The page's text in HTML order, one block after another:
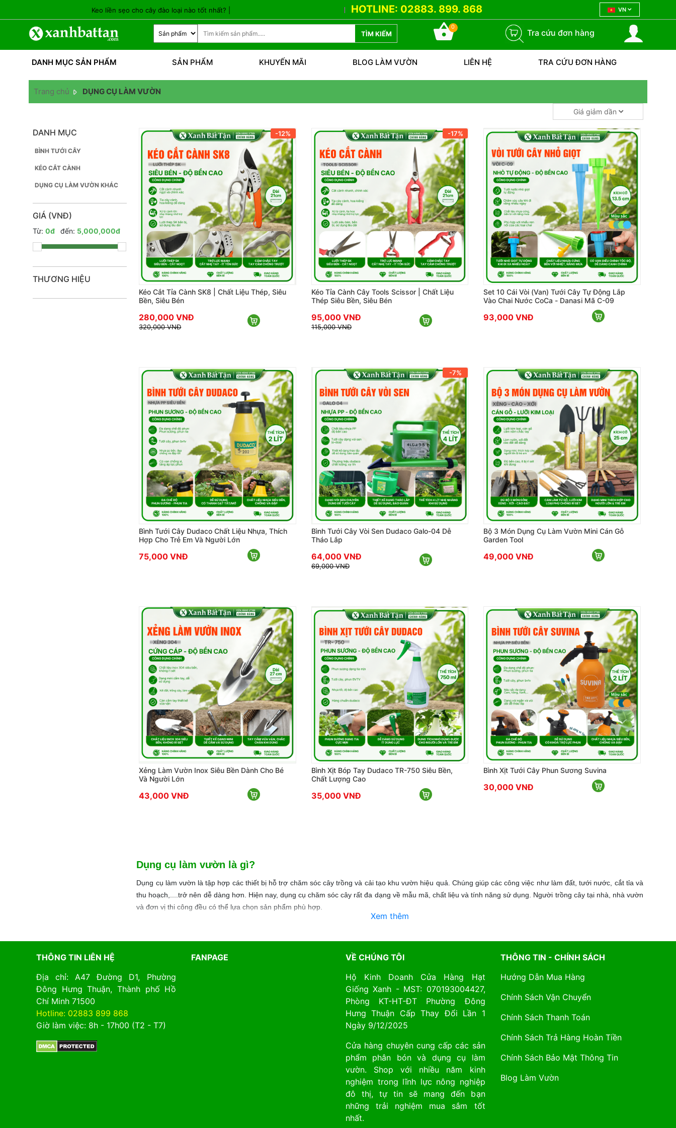
Keo liền sẹo cho cây đào loại nào tốt nhất? | Xanh Bất Tận Nguyên Nhân Và Cách Phòng Bệnh Xì Mủ Trên Sầu Riêng Xử Lý Xì Mủ Sầu Riêng Như Thế Nào Để Không Để Lại Sẹo Lớn?
HOTLINE: 02883. 899. 868 VN
TÌM KIẾM
0
Tra cứu đơn hàng
DANH MỤC SẢN PHẨM SẢN PHẨM KHUYẾN MÃI BLOG LÀM VƯỜN LIÊN HỆ TRA CỨU ĐƠN HÀNG
Trang chủ DỤNG CỤ LÀM VƯỜN
Giá giảm dần
DANH MỤC
BÌNH TƯỚI CÂY
KÉO CẮT CÀNH
DỤNG CỤ LÀM VƯỜN KHÁC
GIÁ (VNĐ)
Từ: 0đ đến: 5,000,000đ
THƯƠNG HIỆU
-12%
Kéo Cắt Tỉa Cành SK8 | Chất Liệu Thép, Siêu
Bền, Siêu Bén
280,000 VNĐ
320,000 VNĐ
-17%
Kéo Tỉa Cành Cây Tools Scissor | Chất Liệu
Thép Siêu Bền, Siêu Bén
95,000 VNĐ
115,000 VNĐ
Set 10 Cái Vòi (Van) Tưới Cây Tự Động Lắp
Vào Chai Nước CoCa - Danasi Mã C-09
93,000 VNĐ
Bình Tưới Cây Dudaco Chất Liệu Nhựa, Thích
Hợp Cho Trẻ Em Và Người Lớn
75,000 VNĐ
-7%
Bình Tưới Cây Vòi Sen Dudaco Galo-04 Dễ
Tháo Lắp
64,000 VNĐ
69,000 VNĐ
Bộ 3 Món Dụng Cụ Làm Vườn Mini Cán Gỗ
Garden Tool
49,000 VNĐ
Xẻng Làm Vườn Inox Siêu Bền Dành Cho Bé
Và Người Lớn
43,000 VNĐ
Bình Xịt Bóp Tay Dudaco TR-750 Siêu Bền,
Chất Lượng Cao
35,000 VNĐ
Bình Xịt Tưới Cây Phun Sương Suvina
30,000 VNĐ
Dụng cụ làm vườn là gì?
Dụng cụ làm vườn là tập hợp các thiết bị hỗ trợ chăm sóc cây trồng và cải tạo khu vườn hiệu quả. Chúng giúp các công việc như làm đất, tưới nước, cắt tỉa và
thu hoạch,....trở nên dễ dàng hơn. Hiện nay, dụng cụ chăm sóc cây rất đa dạng về mẫu mã, chất liệu và tính năng sử dụng. Người trồng cây tại nhà, nhà vườn
và đơn vị thi công đều có thể lựa chọn sản phẩm phù hợp.
Xem thêm
THÔNG TIN LIÊN HỆ
Địa chỉ: A47 Đường D1, Phường
Đông Hưng Thuận, Thành phố Hồ
Chí Minh 71500
Hotline: 02883 899 868
Giờ làm việc: 8h - 17h00 (T2 - T7)
FANPAGE
VỀ CHÚNG TÔI
Hộ Kinh Doanh Cửa Hàng Hạt
Giống Xanh - MST: 070193004427,
Phòng KT-HT-ĐT Phường Đông
Hưng Thuận Cấp Thay Đổi Lần 1
Ngày 9/12/2025
Cửa hàng chuyên cung cấp các sản
phẩm phân bón và dụng cụ làm
vườn. Shop với nhiều năm kinh
nghiệm trong lĩnh lực nông nghiệp
đô thị, tự tin sẽ mang đến bạn
những trải nghiệm mua sắm tốt
nhất.
THÔNG TIN - CHÍNH SÁCH
Hướng Dẫn Mua Hàng
Chính Sách Vận Chuyển
Chính Sách Thanh Toán
Chính Sách Trả Hàng Hoàn Tiền
Chính Sách Bảo Mật Thông Tin
Blog Làm Vườn